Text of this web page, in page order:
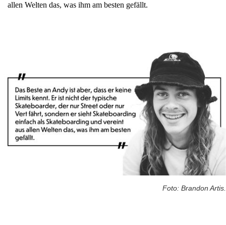
allen Welten das, was ihm am besten gefällt.
Foto: Brandon Artis.